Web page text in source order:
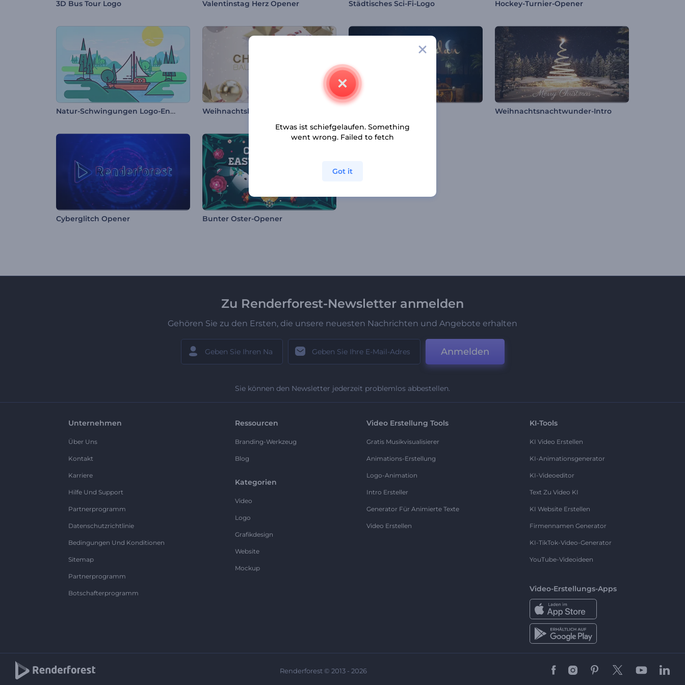
3D Bus Tour Logo Valentinstag Herz Opener Städtisches Sci-Fi-Logo Hockey-Turnier-Opener
Natur-Schwingungen Logo-Enthüllung Weihnachtskugel-Opener Weihnachtsnachtwunder-Intro
Cyberglitch Opener Bunter Oster-Opener
Zu Renderforest-Newsletter anmelden
Gehören Sie zu den Ersten, die unsere neuesten Nachrichten und Angebote erhalten
Anmelden
Sie können den Newsletter jederzeit problemlos abbestellen.
Unternehmen
Über Uns
Kontakt
Karriere
Hilfe Und Support
Partnerprogramm
Datenschutzrichtlinie
Bedingungen Und Konditionen
Sitemap
Partnerprogramm
Botschafterprogramm
Ressourcen
Branding-Werkzeug
Blog
Kategorien
Video
Logo
Grafikdesign
Website
Mockup
Video Erstellung Tools
Gratis Musikvisualisierer
Animations-Erstellung
Logo-Animation
Intro Ersteller
Generator Für Animierte Texte
Video Erstellen
KI-Tools
KI Video Erstellen
KI-Animationsgenerator
KI-Videoeditor
Text Zu Video KI
KI Website Erstellen
Firmennamen Generator
KI-TikTok-Video-Generator
YouTube-Videoideen
Video-Erstellungs-Apps
Renderforest © 2013 - 2026
Etwas ist schiefgelaufen. Something
went wrong. Failed to fetch
Got it